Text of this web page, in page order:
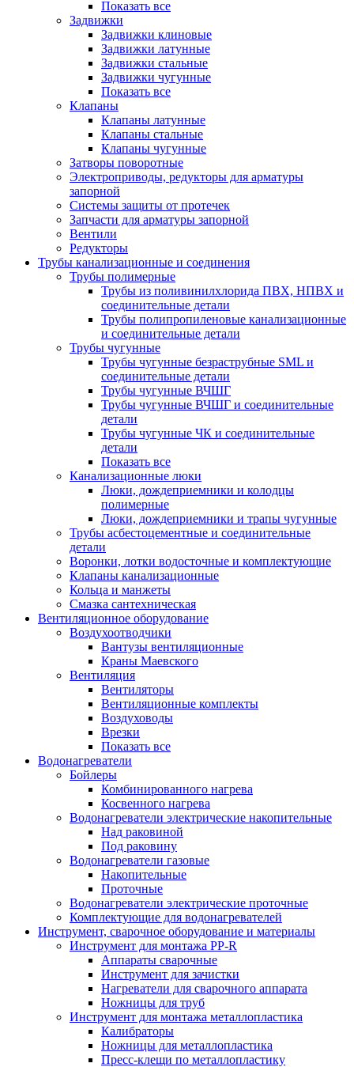
Показать все
Задвижки
Задвижки клиновые
Задвижки латунные
Задвижки стальные
Задвижки чугунные
Показать все
Клапаны
Клапаны латунные
Клапаны стальные
Клапаны чугунные
Затворы поворотные
Электроприводы, редукторы для арматуры
запорной
Системы защиты от протечек
Запчасти для арматуры запорной
Вентили
Редукторы
Трубы канализационные и соединения
Трубы полимерные
Трубы из поливинилхлорида ПВХ, НПВХ и
соединительные детали
Трубы полипропиленовые канализационные
и соединительные детали
Трубы чугунные
Трубы чугунные безраструбные SML и
соединительные детали
Трубы чугунные ВЧШГ
Трубы чугунные ВЧШГ и соединительные
детали
Трубы чугунные ЧК и соединительные
детали
Показать все
Канализационные люки
Люки, дождеприемники и колодцы
полимерные
Люки, дождеприемники и трапы чугунные
Трубы асбестоцементные и соединительные
детали
Воронки, лотки водосточные и комплектующие
Клапаны канализационные
Кольца и манжеты
Смазка сантехническая
Вентиляционное оборудование
Воздухоотводчики
Вантузы вентиляционные
Краны Маевского
Вентиляция
Вентиляторы
Вентиляционные комплекты
Воздуховоды
Врезки
Показать все
Водонагреватели
Бойлеры
Комбинированного нагрева
Косвенного нагрева
Водонагреватели электрические накопительные
Над раковиной
Под раковину
Водонагреватели газовые
Накопительные
Проточные
Водонагреватели электрические проточные
Комплектующие для водонагревателей
Инструмент, сварочное оборудование и материалы
Инструмент для монтажа PP-R
Аппараты сварочные
Инструмент для зачистки
Нагреватели для сварочного аппарата
Ножницы для труб
Инструмент для монтажа металлопластика
Калибраторы
Ножницы для металлопластика
Пресс-клещи по металлопластику